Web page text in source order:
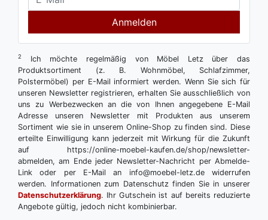
Anmelden
2
Ich möchte regelmäßig von Möbel Letz über das
Produktsortiment (z. B. Wohnmöbel, Schlafzimmer,
Polstermöbel) per E-Mail informiert werden. Wenn Sie sich für
unseren Newsletter registrieren, erhalten Sie ausschließlich von
uns zu Werbezwecken an die von Ihnen angegebene E-Mail
Adresse unseren Newsletter mit Produkten aus unserem
Sortiment wie sie in unserem Online-Shop zu finden sind. Diese
erteilte Einwilligung kann jederzeit mit Wirkung für die Zukunft
auf https://online-moebel-kaufen.de/shop/newsletter-
abmelden, am Ende jeder Newsletter-Nachricht per Abmelde-
Link oder per E-Mail an info@moebel-letz.de widerrufen
werden. Informationen zum Datenschutz finden Sie in unserer
Datenschutzerklärung. Ihr Gutschein ist auf bereits reduzierte
Angebote gültig, jedoch nicht kombinierbar.